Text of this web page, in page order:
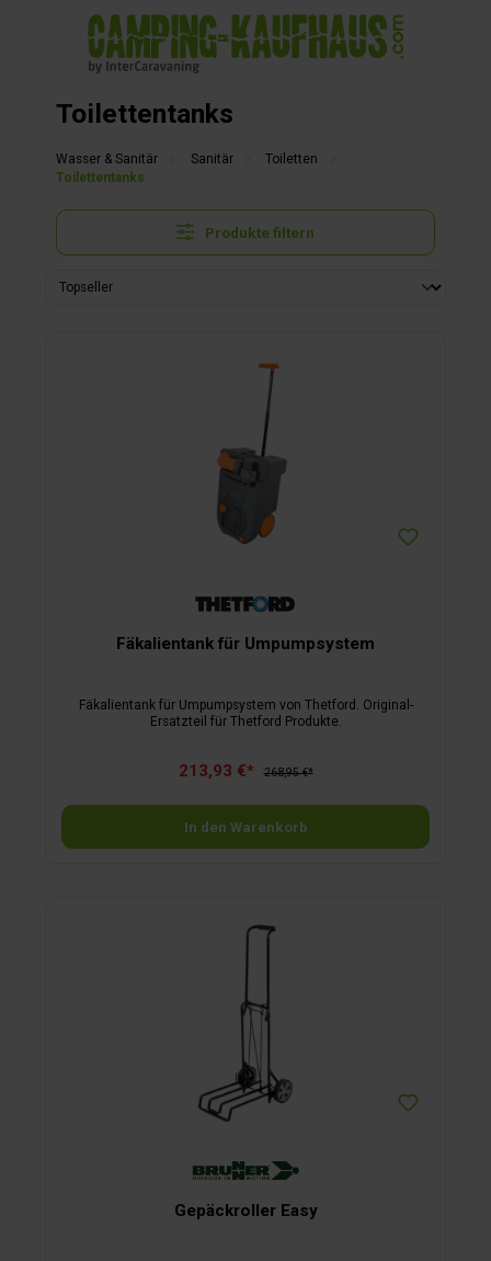
springen
Toilettentanks
Wasser & Sanitär Sanitär
Toiletten
Toilettentanks
Produkte filtern
Fäkalientank für Umpumpsystem
Fäkalientank für Umpumpsystem von Thetford. Original-
Ersatzteil für Thetford Produkte.
213,93 €* 268,95 €*
In den Warenkorb
Gepäckroller Easy